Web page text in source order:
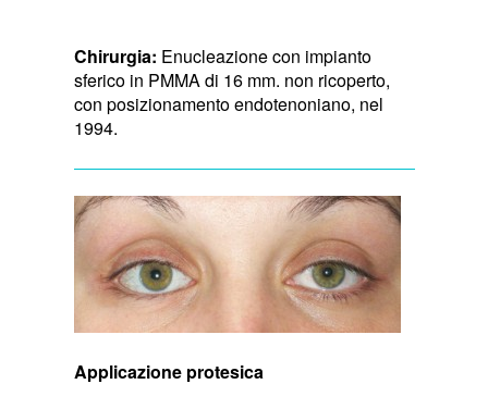
Chirurgia: Enucleazione con impianto
sferico in PMMA di 16 mm. non ricoperto,
con posizionamento endotenoniano, nel
1994.
Applicazione protesica